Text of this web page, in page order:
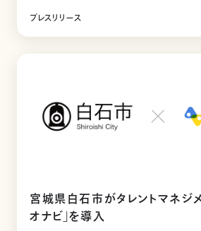
プレスリリース
宮城県白石市がタレントマネジ
オナビ」を導入